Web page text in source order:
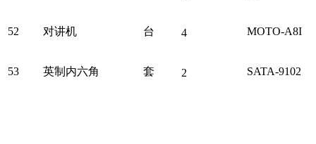
52 对讲机 台 4 MOTO-A8I
53 英制内六角 套 2 SATA-9102